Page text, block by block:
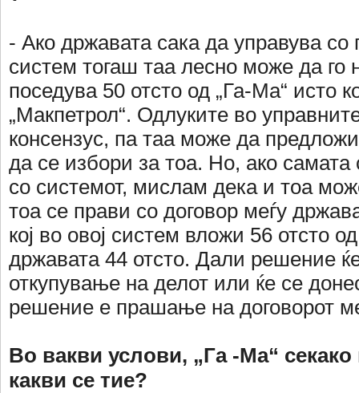
- Ако државата сака да управува со
систем тогаш таа лесно може да го
поседува 50 отсто од „Га-Ма“ исто
„Макпетрол“. Одлуките во
консензус, па таа може да
да се избори за тоа. Но, ако самата
со системот, мислам дека и тоа
тоа се прави со договор меѓу
кој во овој систем вложи 56 отсто
државата 44 отсто. Дали решение
откупување на делот или ќе се
решение е прашање на договорот
Во вакви услови, „Га -Ма“
какви се тие?